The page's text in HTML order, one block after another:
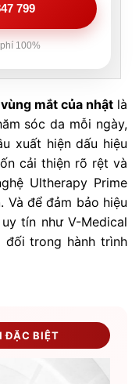
799
100%
mắt của nhậtlà
sóc da mỗi ngày,
xuất hiện dấu hiệu
cải thiện rõ rệt và
Ultherapy Prime
Và để đảm bảo hiệu
tín như V-Medical
đối trong hành trình
ĐẶC BIỆT